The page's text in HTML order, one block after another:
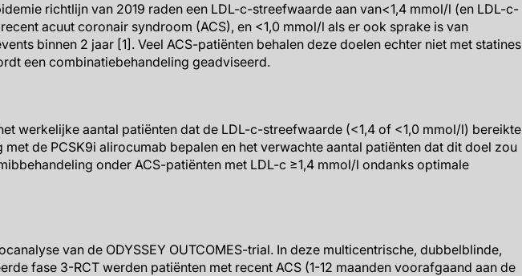
richtlijn van 2019 raden een LDL-c-streefwaarde aan van<1,4 mmol/l (en LDL-c-
acuut coronair syndroom (ACS), en <1,0 mmol/l als er ook sprake is van
binnen 2 jaar [1]. Veel ACS-patiënten behalen deze doelen echter niet met statines
een combinatiebehandeling geadviseerd.
werkelijke aantal patiënten dat de LDL-c-streefwaarde (<1,4 of <1,0 mmol/l) bereikte
met de PCSK9i alirocumab bepalen en het verwachte aantal patiënten dat dit doel zou
onder ACS-patiënten met LDL-c ≥1,4 mmol/l ondanks optimale
van de ODYSSEY OUTCOMES-trial. In deze multicentrische, dubbelblinde,
fase 3-RCT werden patiënten met recent ACS (1-12 maanden voorafgaand aan de